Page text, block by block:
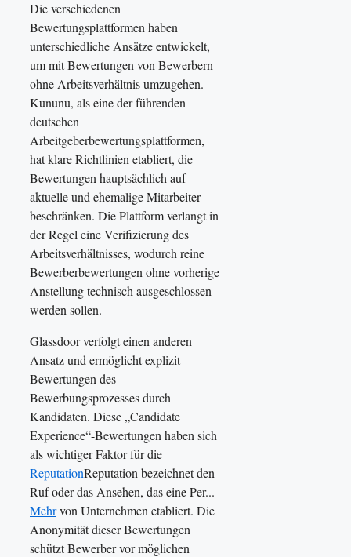
Die verschiedenen
Bewertungsplattformen haben
unterschiedliche Ansätze entwickelt,
um mit Bewertungen von Bewerbern
ohne Arbeitsverhältnis umzugehen.
Kununu, als eine der führenden
deutschen
Arbeitgeberbewertungsplattformen,
hat klare Richtlinien etabliert, die
Bewertungen hauptsächlich auf
aktuelle und ehemalige Mitarbeiter
beschränken. Die Plattform verlangt in
der Regel eine Verifizierung des
Arbeitsverhältnisses, wodurch reine
Bewerberbewertungen ohne vorherige
Anstellung technisch ausgeschlossen
werden sollen.
Glassdoor verfolgt einen anderen
Ansatz und ermöglicht explizit
Bewertungen des
Bewerbungsprozesses durch
Kandidaten. Diese „Candidate
Experience“-Bewertungen haben sich
als wichtiger Faktor für die
ReputationReputation bezeichnet den
Ruf oder das Ansehen, das eine Per...
Mehrvon Unternehmen etabliert. Die
Anonymität dieser Bewertungen
schützt Bewerber vor möglichen